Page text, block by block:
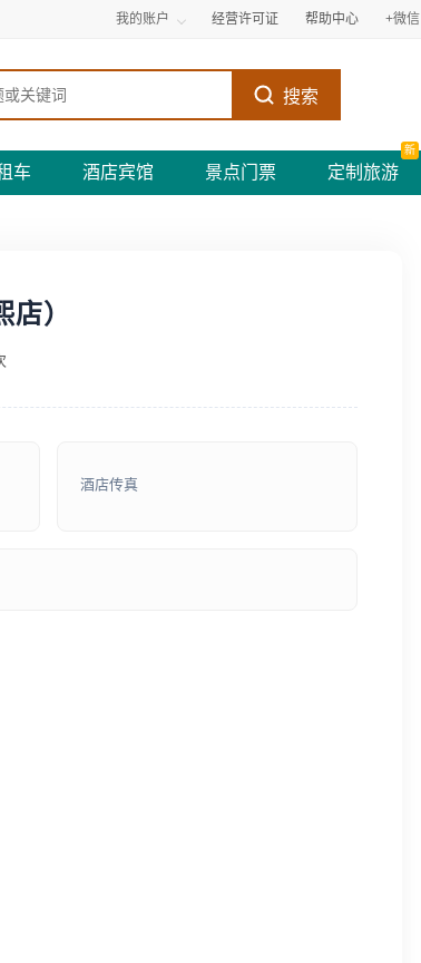
我的账户 经营许可证 帮助中心 +微信
搜索
车 酒店宾馆 景点门票 定制旅游
新
）
酒店传真